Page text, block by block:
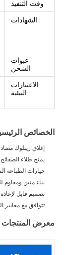
وقت التنفيذ
الشهادات
عبوات
الشحن
الاعتبارات
البيئية
الخصائص
إغلاق زيبلوك
يمنح طلاء الصفائح
خيارات الطباعة
بناء متين ومقاوم
تصميم قابل
تتوافق مع معايير
معرض المنتجات